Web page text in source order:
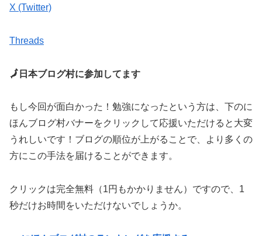
X (Twitter)
Threads
🗾日本ブログ村に参加してます
もし今回が面白かった！勉強になったという方は、下のに
ほんブログ村バナーをクリックして応援いただけると大変
うれしいです！ブログの順位が上がることで、より多くの
方にこの手法を届けることができます。
クリックは完全無料（1円もかかりません）ですので、1
秒だけお時間をいただけないでしょうか。